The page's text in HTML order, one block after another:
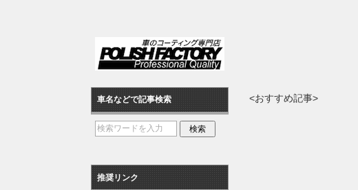
<おすすめ記事>
車名などで記事検索
推奨リンク